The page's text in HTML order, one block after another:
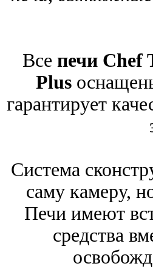
Все печи Chef
Plus
гарантирует
Система
саму камеру,
Печи имеют
средства